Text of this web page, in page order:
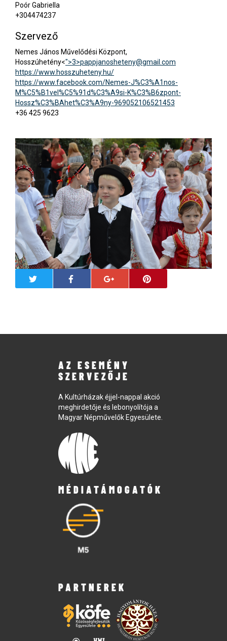
Poór Gabriella
+304474237
Szervező
Nemes János Művelődési Központ,
Hosszúhetény<">3>pappjanosheteny@gmail.com
https://www.hosszuheteny.hu/
https://www.facebook.com/Nemes-J%C3%A1nos-
M%C5%B1vel%C5%91d%C3%A9si-K%C3%B6zpont-
Hossz%C3%BAhet%C3%A9ny-969052106521453
+36 425 9623
AZ ESEMÉNY
SZERVEZŐJE
A Kultúrházak éjjel-nappal akció
meghirdetője és lebonyolítója a
Magyar Népművelők Egyesülete.
MÉDIATÁMOGATÓK
PARTNEREK